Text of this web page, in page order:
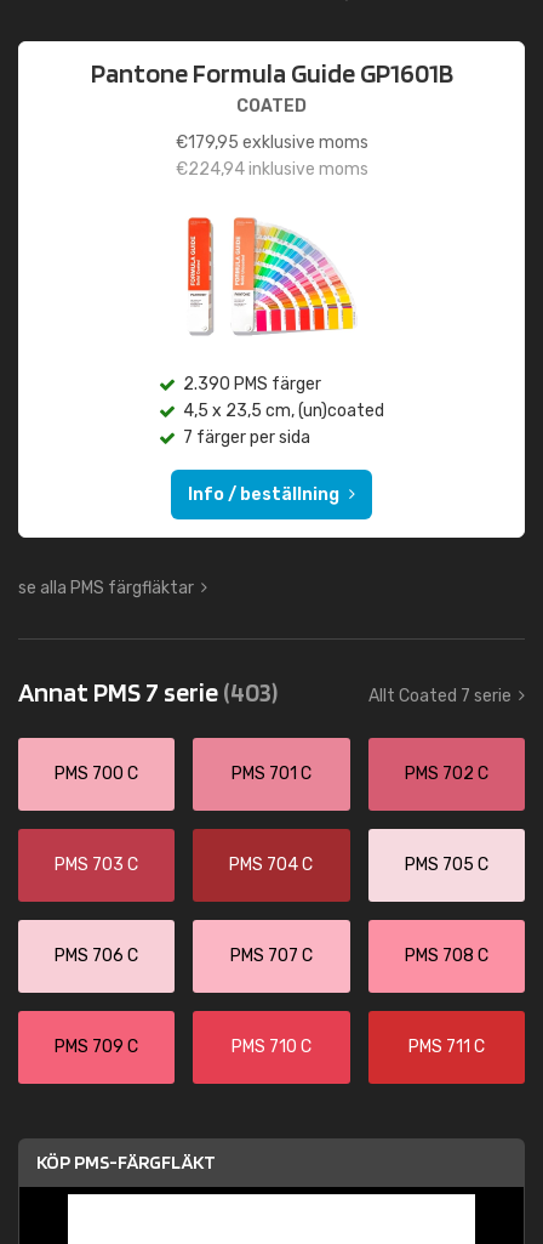
Pantone Formula Guide GP1601B
COATED
€179,95 exklusive moms
€224,94inklusive moms
2.390 PMS färger
4,5 x 23,5 cm, (un)coated
7 färger per sida
Info / beställning
se alla PMS färgfläktar
Annat PMS 7 serie(403) Allt Coated 7 serie
PMS 700 C PMS 701 C PMS 702 C
PMS 703 C PMS 704 C PMS 705 C
PMS 706 C PMS 707 C PMS 708 C
PMS 709 C PMS 710 C PMS 711 C
KÖP PMS-FÄRGFLÄKT